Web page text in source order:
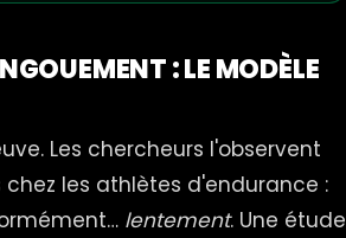
: LE MODÈLE
Les chercheurs l'observent
les athlètes d'endurance :
lentement. Une étude